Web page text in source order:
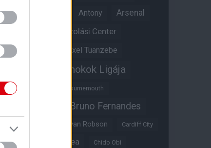
Anthony Martial Antony Arsenal
Átigazolási Center
Átigazolások Axel Tuanzebe
Bajnokok Ligája
Benjamin Sesko Bournemouth
Bruno Fernandes
Bryan Robson Cardiff City
Casemiro Chelsea Chido Obi